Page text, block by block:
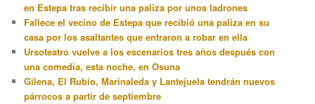
en Estepa tras recibir una paliza por unos ladrones
Fallece el vecino de Estepa que recibió una paliza en su
casa por los asaltantes que entraron a robar en ella
Ursoteatro vuelve a los escenarios tres años después con
una comedia, esta noche, en Osuna
Gilena, El Rubio, Marinaleda y Lantejuela tendrán nuevos
párrocos a partir de septiembre